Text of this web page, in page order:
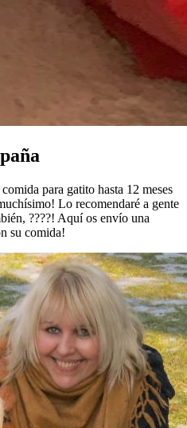
para gatito hasta 12 meses
Lo recomendaré a gente
????! Aquí os envío una
su comida!